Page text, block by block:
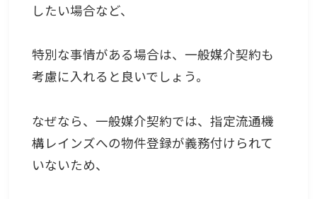
したい場合など、
特別な事情がある場合は、一般媒介契約も
考慮に入れると良いでしょう。
なぜなら、一般媒介契約では、指定流通機
構レインズへの物件登録が義務付けられて
いないため、